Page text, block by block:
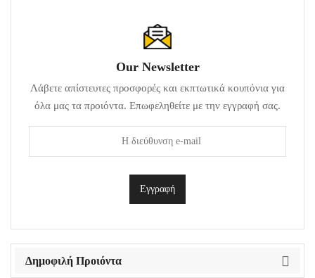
Our Newsletter
Λάβετε απίστευτες προσφορές και εκπτωτικά κουπόνια για
όλα μας τα προιόντα. Επωφεληθείτε με την εγγραφή σας.
Δημοφιλή Προιόντα